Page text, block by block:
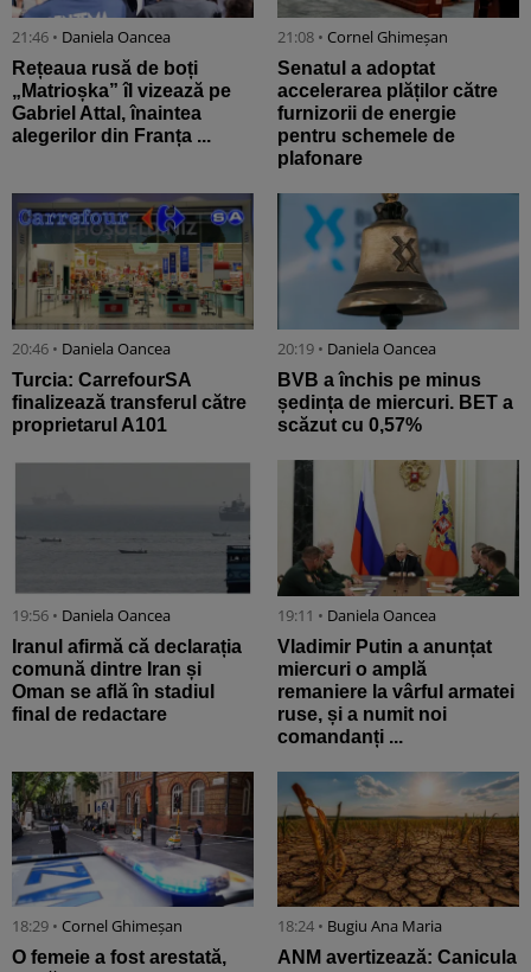
21:46 • Daniela Oancea
Rețeaua rusă de boți
„Matrioșka” îl vizează pe
Gabriel Attal, înaintea
alegerilor din Franța ...
21:08 • Cornel Ghimeșan
Senatul a adoptat
accelerarea plăților către
furnizorii de energie
pentru schemele de
plafonare
20:46 • Daniela Oancea
Turcia: CarrefourSA
finalizează transferul către
proprietarul A101
20:19 • Daniela Oancea
BVB a închis pe minus
ședința de miercuri. BET a
scăzut cu 0,57%
19:56 • Daniela Oancea
Iranul afirmă că declarația
comună dintre Iran și
Oman se află în stadiul
final de redactare
19:11 • Daniela Oancea
Vladimir Putin a anunțat
miercuri o amplă
remaniere la vârful armatei
ruse, și a numit noi
comandanți ...
18:29 • Cornel Ghimeșan
O femeie a fost arestată,
18:24 • Bugiu ⁠Ana Maria
ANM avertizează: Canicula